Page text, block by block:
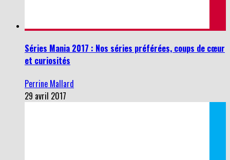
Séries Mania 2017 : Nos séries préférées, coups de cœur
et curiosités
Perrine Mallard
29 avril 2017